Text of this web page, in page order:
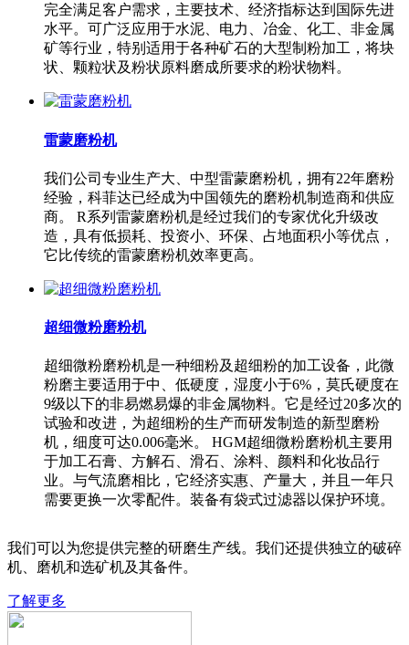
完全满足客户需求，主要技术、经济指标达到国际先进
水平。可广泛应用于水泥、电力、冶金、化工、非金属
矿等行业，特别适用于各种矿石的大型制粉加工，将块
状、颗粒状及粉状原料磨成所要求的粉状物料。
雷蒙磨粉机
我们公司专业生产大、中型雷蒙磨粉机，拥有22年磨粉
经验，科菲达已经成为中国领先的磨粉机制造商和供应
商。 R系列雷蒙磨粉机是经过我们的专家优化升级改
造，具有低损耗、投资小、环保、占地面积小等优点，
它比传统的雷蒙磨粉机效率更高。
超细微粉磨粉机
超细微粉磨粉机是一种细粉及超细粉的加工设备，此微
粉磨主要适用于中、低硬度，湿度小于6%，莫氏硬度在
9级以下的非易燃易爆的非金属物料。它是经过20多次的
试验和改进，为超细粉的生产而研发制造的新型磨粉
机，细度可达0.006毫米。 HGM超细微粉磨粉机主要用
于加工石膏、方解石、滑石、涂料、颜料和化妆品行
业。与气流磨相比，它经济实惠、产量大，并且一年只
需要更换一次零配件。装备有袋式过滤器以保护环境。
我们可以为您提供完整的研磨生产线。我们还提供独立的破碎
机、磨机和选矿机及其备件。
了解更多